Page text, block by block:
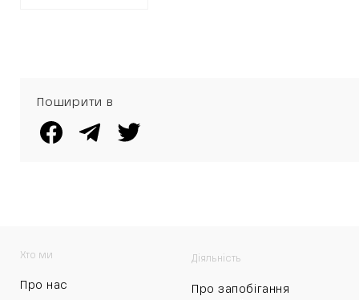
Поширити в
Хто ми
Про нас
Діяльність
Про запобігання